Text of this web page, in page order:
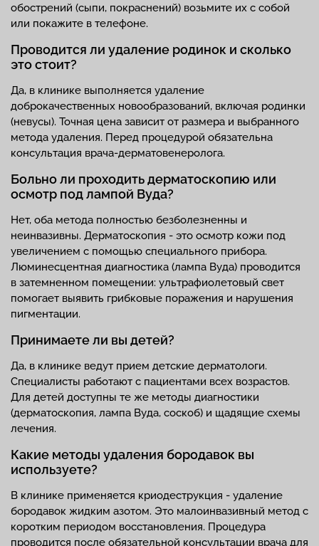
обострений (сыпи, покраснений) возьмите их с собой
или покажите в телефоне.
Проводится ли удаление родинок и сколько
это стоит?
Да, в клинике выполняется удаление
доброкачественных новообразований, включая родинки
(невусы). Точная цена зависит от размера и выбранного
метода удаления. Перед процедурой обязательна
консультация врача-дерматовенеролога.
Больно ли проходить дерматоскопию или
осмотр под лампой Вуда?
Нет, оба метода полностью безболезненны и
неинвазивны. Дерматоскопия - это осмотр кожи под
увеличением с помощью специального прибора.
Люминесцентная диагностика (лампа Вуда) проводится
в затемненном помещении: ультрафиолетовый свет
помогает выявить грибковые поражения и нарушения
пигментации.
Принимаете ли вы детей?
Да, в клинике ведут прием детские дерматологи.
Специалисты работают с пациентами всех возрастов.
Для детей доступны те же методы диагностики
(дерматоскопия, лампа Вуда, соскоб) и щадящие схемы
лечения.
Какие методы удаления бородавок вы
используете?
В клинике применяется криодеструкция - удаление
бородавок жидким азотом. Это малоинвазивный метод с
коротким периодом восстановления. Процедура
проводится после обязательной консультации врача для